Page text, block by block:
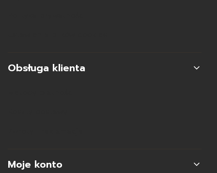
Obsługa klienta
Moje konto